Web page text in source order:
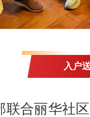
入户
联合丽华社